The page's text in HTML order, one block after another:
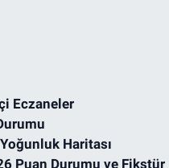
Eczaneler
Haritası
Puan Durumu ve Fikstür